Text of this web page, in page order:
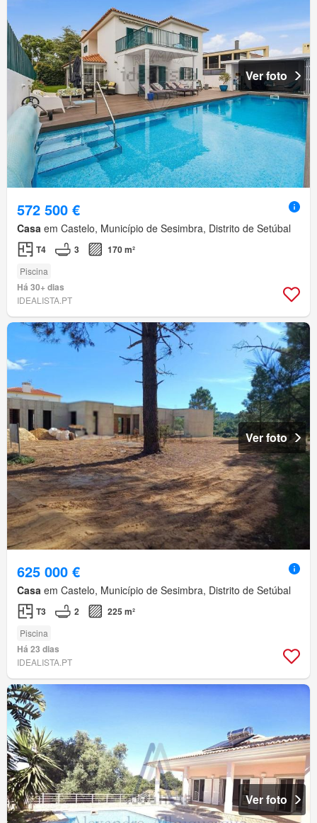
Ver foto
572 500 €
Casa em Castelo, Município de Sesimbra, Distrito de Setúbal
T4 3 170 m²
Piscina
Há 30+ dias
IDEALISTA.PT
Ver foto
625 000 €
Casa em Castelo, Município de Sesimbra, Distrito de Setúbal
T3 2 225 m²
Piscina
Há 23 dias
IDEALISTA.PT
Ver foto